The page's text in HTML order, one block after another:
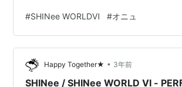
イシホール到着。神々しい蓋の様な屋根
で買えたペンラポーチ。会場受取の事前
るよ ↑遅めの開場だったので、もう真っ
は前評判通りとても光が強い ↑座席表。も
ッコ近くにくるかも…！？（近くにきまし
#SHINee WORLDⅥ #オニュ
Happy Together★ • 3年前
SHINee / SHINee WORLD VI - PERFECT